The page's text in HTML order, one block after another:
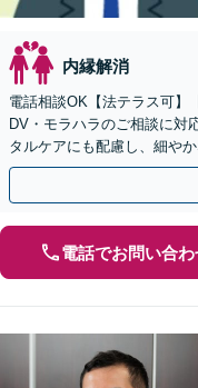
内縁解消
電話相談OK【法テラス可】
DV・モラハラのご相談に対
タルケアにも配慮し、細や
指します【休日夜間対応】
電話でお問い合わ